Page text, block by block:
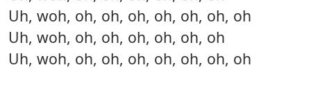
Uh, woh, oh, oh, oh, oh, oh, oh, oh
Uh, woh, oh, oh, oh, oh, oh, oh
Uh, woh, oh, oh, oh, oh, oh, oh, oh